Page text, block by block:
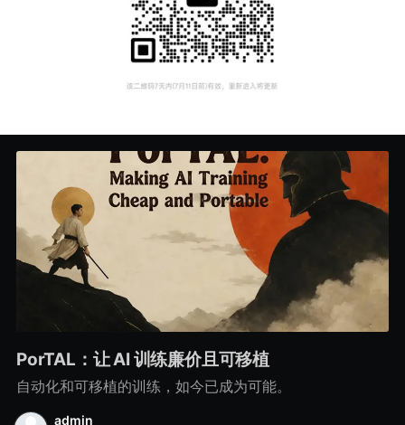
PorTAL：让 AI 训练廉价且可移植
自动化和可移植的训练，如今已成为可能。
admin